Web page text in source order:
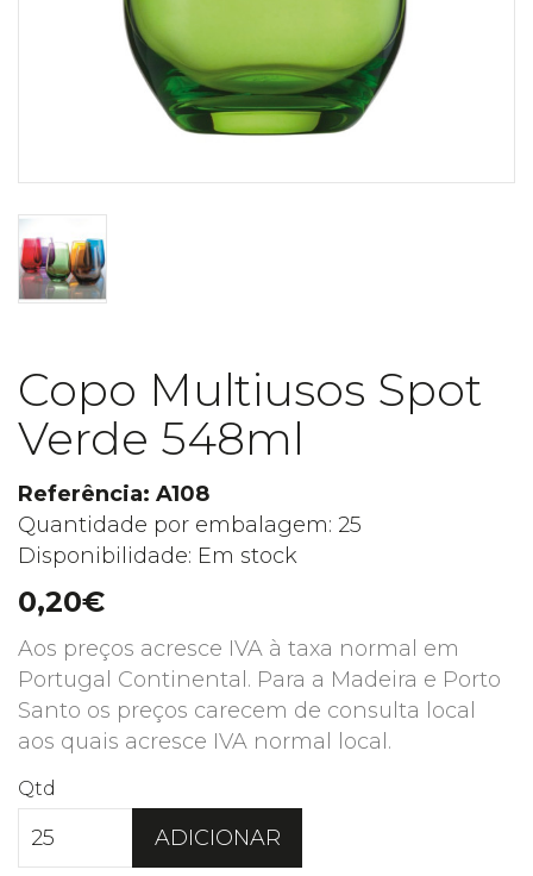
Copo Multiusos Spot
Verde 548ml
Referência: A108
Quantidade por embalagem: 25
Disponibilidade: Em stock
0,20€
Aos preços acresce IVA à taxa normal em
Portugal Continental. Para a Madeira e Porto
Santo os preços carecem de consulta local
aos quais acresce IVA normal local.
Qtd
ADICIONAR